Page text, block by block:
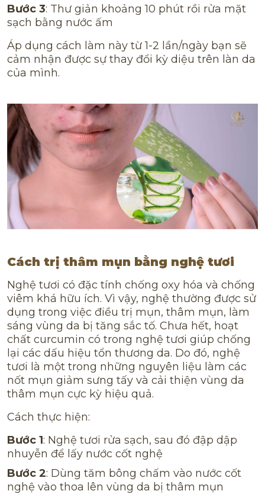
Bước 3: Thư giản khoảng 10 phút rồi rửa mặt
sạch bằng nước ấm
Áp dụng cách làm này từ 1-2 lần/ngày bạn sẽ
cảm nhận được sự thay đổi kỳ diệu trên làn da
của mình.
Cách trị thâm mụn bằng nghệ tươi
Nghệ tươi có đặc tính chống oxy hóa và chống
viêm khá hữu ích. Vì vậy, nghệ thường được sử
dụng trong việc điều trị mụn, thâm mụn, làm
sáng vùng da bị tăng sắc tố. Chưa hết, hoạt
chất curcumin có trong nghệ tươi giúp chống
lại các dấu hiệu tổn thương da. Do đó, nghệ
tươi là một trong những nguyên liệu làm các
nốt mụn giảm sưng tấy và cải thiện vùng da
thâm mụn cực kỳ hiệu quả.
Cách thực hiện:
Bước 1: Nghệ tươi rửa sạch, sau đó đập dập
nhuyễn để lấy nước cốt nghệ
Bước 2: Dùng tăm bông chấm vào nước cốt
nghệ vào thoa lên vùng da bị thâm mụn
XIN CHÚC MỪNG BẠN
Điền thông tin bên dưới để nhận ngay
VOUCHER TRỊ GIÁ 500K
00
Ngày
08
Giờ
00
Phút
40
Giây
Áp dụng 01/07 đến hết 31/07 - Đăng ký
ngay!